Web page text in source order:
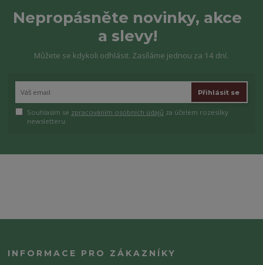
Nepropásněte novinky, akce
a slevy!
Můžete se kdykoli odhlásit. Zasíláme jednou za 14 dní.
Přihlásit se
Souhlasím se zpracováním osobních údajů za účelem rozesílky
newsletteru.
INFORMACE PRO ZÁKAZNÍKY